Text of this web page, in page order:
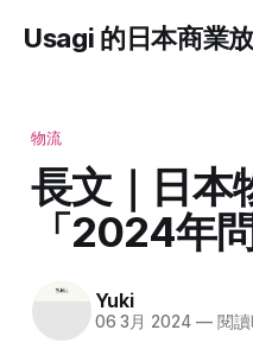
Usagi 的日本商業
物流
長文｜日本
「2024年
Yuki
06 3月 2024 —閱讀